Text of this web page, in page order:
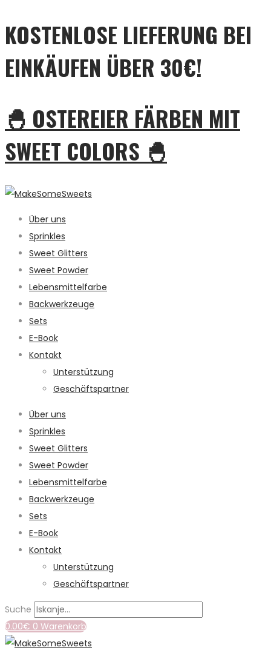
KOSTENLOSE LIEFERUNG BEI
EINKÄUFEN ÜBER 30€!
🐣 OSTEREIER FÄRBEN MIT
SWEET COLORS 🐣
Über uns
Sprinkles
Sweet Glitters
Sweet Powder
Lebensmittelfarbe
Backwerkzeuge
Sets
E-Book
Kontakt
Unterstützung
Geschäftspartner
Über uns
Sprinkles
Sweet Glitters
Sweet Powder
Lebensmittelfarbe
Backwerkzeuge
Sets
E-Book
Kontakt
Unterstützung
Geschäftspartner
Suche
0.00€ 0 Warenkorb